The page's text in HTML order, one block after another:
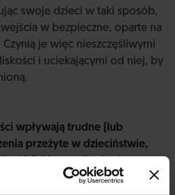
swoje dzieci w taki sposób,
w bezpieczne, oparte na
je więc nieszczęśliwymi
i uciekającymi od niej, by
wpływają trudne (lub
przeżyte w dzieciństwie,
chłopaka/dziewczynę,